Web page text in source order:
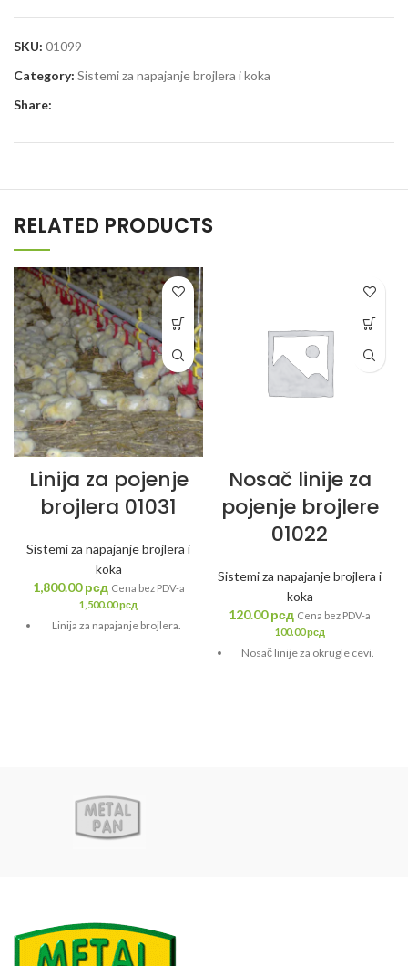
SKU: 01099
Category: Sistemi za napajanje brojlera i koka
Share:
RELATED PRODUCTS
Linija za pojenje
brojlera 01031
Sistemi za napajanje brojlera i
koka
1,800.00рсд Cena bez PDV-a
1,500.00рсд
Linija za napajanje brojlera.
Nosač linije za
pojenje brojlere
01022
Sistemi za napajanje brojlera i
koka
120.00рсд Cena bez PDV-a
100.00рсд
Nosač linije za okrugle cevi.